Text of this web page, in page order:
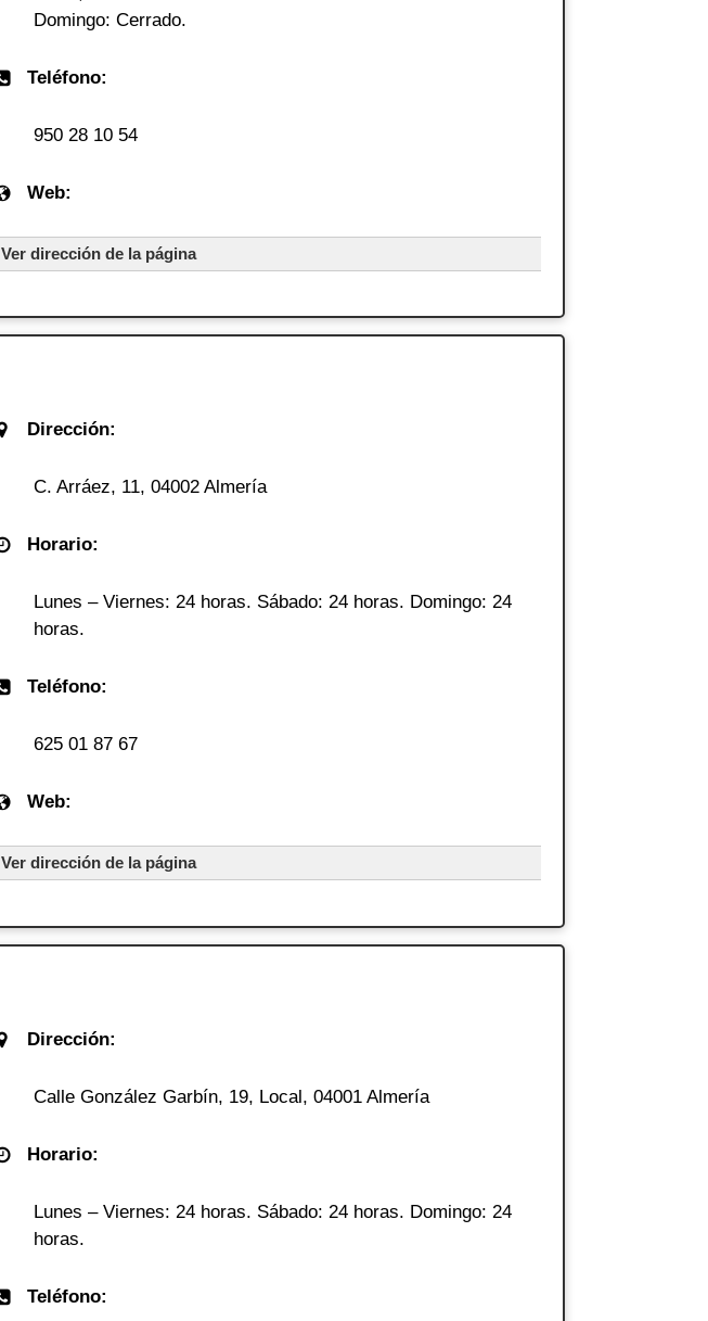
Domingo: Cerrado.
Teléfono:
950 28 10 54
Web:
Ver dirección de la página
Dirección:
C. Arráez, 11, 04002 Almería
Horario:
Lunes – Viernes: 24 horas. Sábado: 24 horas. Domingo: 24
horas.
Teléfono:
625 01 87 67
Web:
Ver dirección de la página
Dirección:
Calle González Garbín, 19, Local, 04001 Almería
Horario:
Lunes – Viernes: 24 horas. Sábado: 24 horas. Domingo: 24
horas.
Teléfono: